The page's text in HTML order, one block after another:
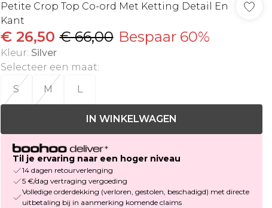
Petite Crop Top Co-ord Met Ketting Detail En
Kant
€ 26,50 € 66,00 Bespaar 60%
Kleur: Silver
Selecteer een maat:
S
M L
IN WINKELWAGEN
Til je ervaring naar een hoger niveau
14 dagen retourverlenging
5 €/dag vertraging vergoeding
Volledige orderdekking (verloren, gestolen, beschadigd) met directe
uitbetaling bij in aanmerking komende claims